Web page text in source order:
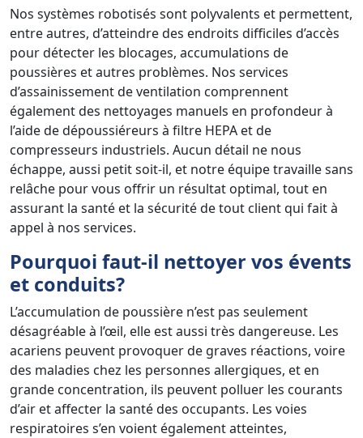
Nos systèmes robotisés sont polyvalents et permettent,
entre autres, d’atteindre des endroits difficiles d’accès
pour détecter les blocages, accumulations de
poussières et autres problèmes. Nos services
d’assainissement de ventilation comprennent
également des nettoyages manuels en profondeur à
l’aide de dépoussiéreurs à filtre HEPA et de
compresseurs industriels. Aucun détail ne nous
échappe, aussi petit soit-il, et notre équipe travaille sans
relâche pour vous offrir un résultat optimal, tout en
assurant la santé et la sécurité de tout client qui fait à
appel à nos services.
Pourquoi faut-il nettoyer vos évents
et conduits?
L’accumulation de poussière n’est pas seulement
désagréable à l’œil, elle est aussi très dangereuse. Les
acariens peuvent provoquer de graves réactions, voire
des maladies chez les personnes allergiques, et en
grande concentration, ils peuvent polluer les courants
d’air et affecter la santé des occupants. Les voies
respiratoires s’en voient également atteintes,